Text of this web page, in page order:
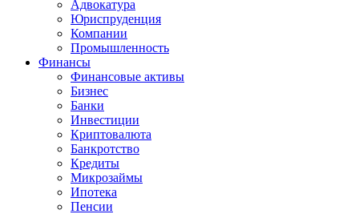
Адвокатура
Юриспруденция
Компании
Промышленность
Финансы
Финансовые активы
Бизнес
Банки
Инвестиции
Криптовалюта
Банкротство
Кредиты
Микрозаймы
Ипотека
Пенсии